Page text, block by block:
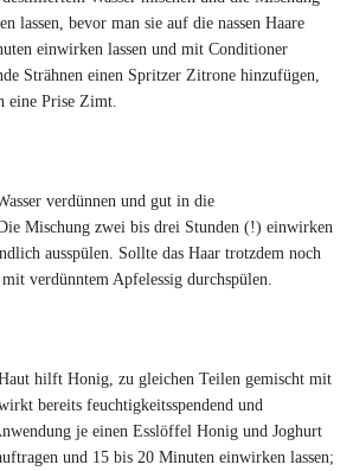
lassen, bevor man sie auf die nassen Haare
einwirken lassen und mit Conditioner
Strähnen einen Spritzer Zitrone hinzufügen,
eine Prise Zimt.
verdünnen und gut in die
Mischung zwei bis drei Stunden (!) einwirken
ausspülen. Sollte das Haar trotzdem noch
verdünntem Apfelessig durchspülen.
hilft Honig, zu gleichen Teilen gemischt mit
bereits feuchtigkeitsspendend und
je einen Esslöffel Honig und Joghurt
und 15 bis 20 Minuten einwirken lassen;